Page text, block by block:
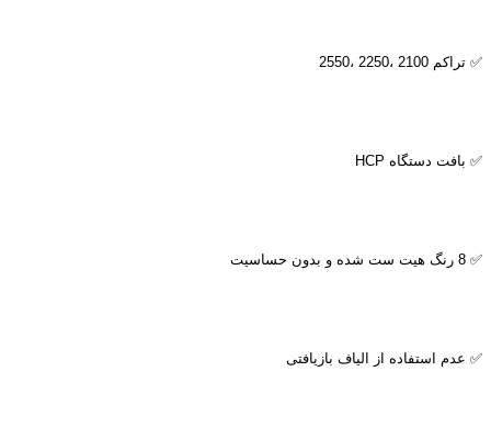
✅ تراکم 2100 ،2250 ،2550
✅ بافت دستگاه HCP
✅ 8 رنگ هیت ست شده و بدون حساسیت
✅ عدم استفاده از الیاف بازیافتی